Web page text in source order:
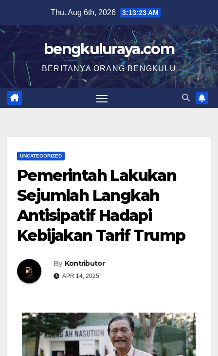
content
Thu. Aug 6th, 2026 3:13:23 AM
bengkuluraya.com
BERITANYA ORANG BENGKULU
UNCATEGORIZED
Pemerintah Lakukan
Sejumlah Langkah
Antisipatif Hadapi
Kebijakan Tarif Trump
By Kontributor
APR 14, 2025